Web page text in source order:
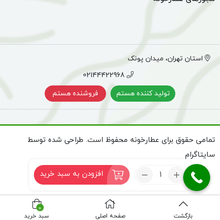
همچنین مواد معدنی مانند کلسیم و منیزیوم هم از پیدایش
دیگر فواید شیره انگور
خاصیت شیره انگور به موارد ذکر شده محدود نمی‌شود، این شیره
به شمار می‌رود.
خرید شیره انگور و استفاده از آن می‌تواند باعث دفع سموم از بدن
شود. شاید برای شما جالب باشد اگر بدانید که از نظر تولید حرارت،
هر یک کیلو‌گرم انگور برابر با دو کیلو‌گرم گوشت است.
برای آنکه بتوانید اطمینان خوبی درباره قیمت شیره انگور داشته
استان تهران، میدان پونک
02144422968
تولید کننده هستم
فروشنده هستم
تمامی حقوق برای عطارخونه محفوظ است. طراحی شده توسط
سایتاگرام
تعداد:
افزودن به سبد خرید
بازگشت صفحه اصلی
0
سبد خرید